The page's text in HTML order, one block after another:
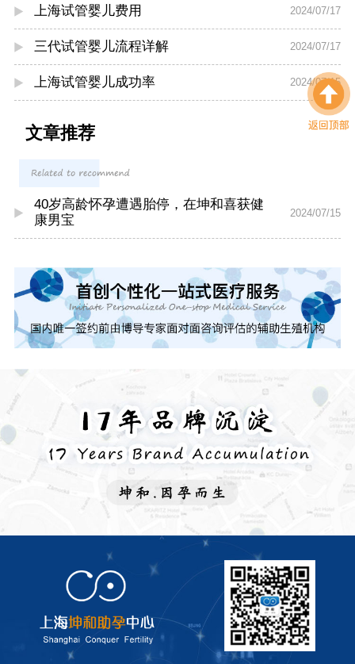
上海试管婴儿费用 2024/07/17
三代试管婴儿流程详解 2024/07/17
上海试管婴儿成功率 2024/07/15
文章推荐
40岁高龄怀孕遭遇胎停，在坤和喜获健
康男宝
2024/07/15